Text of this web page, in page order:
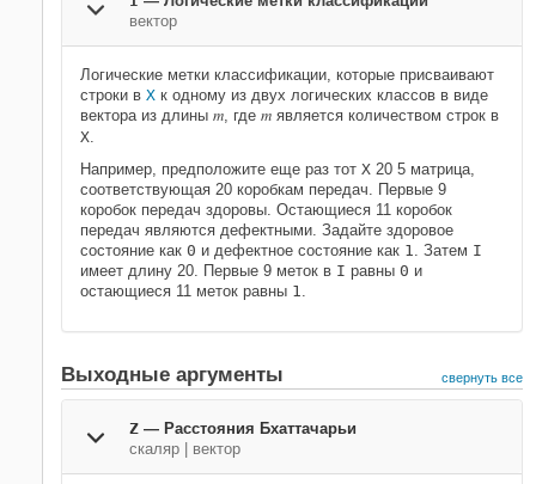
вектор
Логические метки классификации, которые присваивают
строки в X к одному из двух логических классов в виде
вектора из длины m, где m является количеством строк в
X.
Например, предположите еще раз тот X 20 5 матрица,
соответствующая 20 коробкам передач. Первые 9
коробок передач здоровы. Остающиеся 11 коробок
передач являются дефектными. Задайте здоровое
состояние как 0 и дефектное состояние как 1. Затем I
имеет длину 20. Первые 9 меток в I равны 0 и
остающиеся 11 меток равны 1.
Выходные аргументы свернуть все
Z — Расстояния Бхаттачарьи
скаляр | вектор